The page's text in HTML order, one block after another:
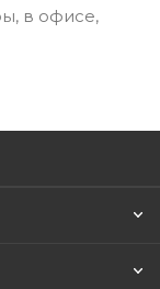
в офисе,